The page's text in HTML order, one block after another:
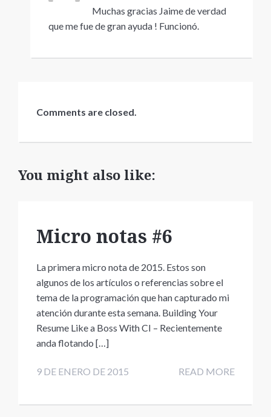
Muchas gracias Jaime de verdad
que me fue de gran ayuda ! Funcionó.
Comments are closed.
You might also like:
Micro notas #6
La primera micro nota de 2015. Estos son
algunos de los artículos o referencias sobre el
tema de la programación que han capturado mi
atención durante esta semana. Building Your
Resume Like a Boss With CI – Recientemente
anda flotando […]
9 DE ENERO DE 2015 READ MORE